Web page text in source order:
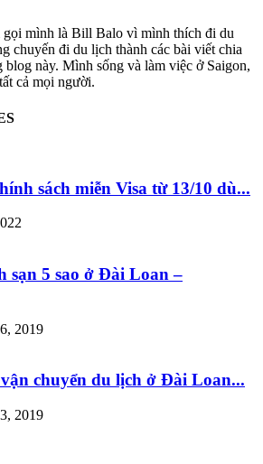
mình là Bill Balo vì mình thích đi du
chuyến đi du lịch thành các bài viết chia
blog này. Mình sống và làm việc ở Saigon,
cả mọi người.
sách miễn Visa từ 13/10 dù...
sạn 5 sao ở Đài Loan –
2019
chuyển du lịch ở Đài Loan...
2019